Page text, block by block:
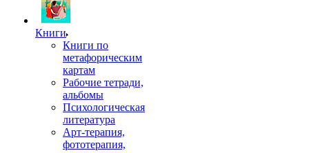
Книги
Книги по
метафорическим
картам
Рабочие тетради,
альбомы
Психологическая
литература
Арт-терапия,
фототерапия,